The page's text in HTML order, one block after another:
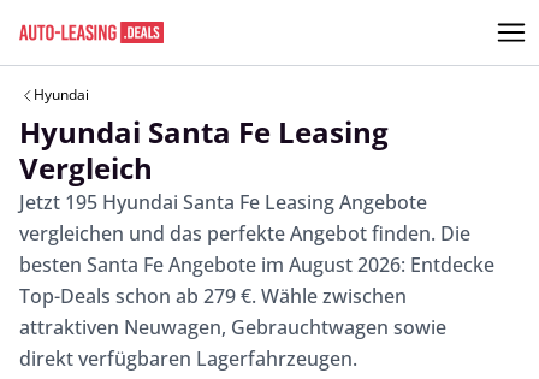
Hyundai
Hyundai Santa Fe Leasing
Vergleich
Jetzt 195 Hyundai Santa Fe Leasing Angebote
vergleichen und das perfekte Angebot finden. Die
besten Santa Fe Angebote im August 2026: Entdecke
Top-Deals schon ab 279 €. Wähle zwischen
attraktiven Neuwagen, Gebrauchtwagen sowie
direkt verfügbaren Lagerfahrzeugen.